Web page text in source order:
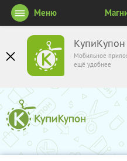
КупиКупон
Мобильное
ещё удобнее
Меню